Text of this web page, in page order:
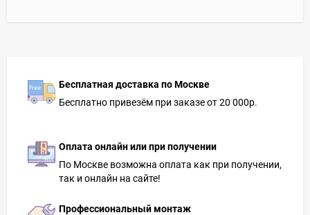
Бесплатная доставка по Москве
Бесплатно привезём при заказе от 20 000р.
Оплата онлайн или при получении
По Москве возможна оплата как при получении,
так и онлайн на сайте!
Профессиональный монтаж